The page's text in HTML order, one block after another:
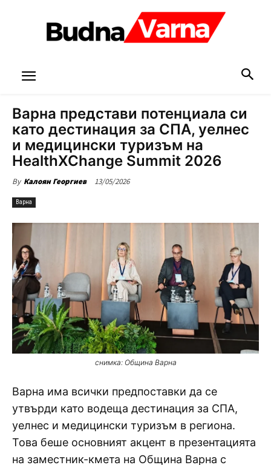
Варна представи потенциала си
като дестинация за СПА, уелнес
и медицински туризъм на
HealthXChange Summit 2026
By Калоян Георгиев 13/05/2026
Варна
снимка: Община Варна
Варна има всички предпоставки да се
утвърди като водеща дестинация за СПА,
уелнес и медицински туризъм в региона.
Това беше основният акцент в презентацията
на заместник-кмета на Община Варна с